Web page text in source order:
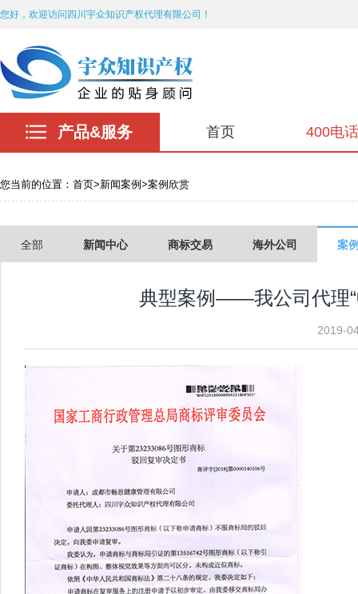
您好，欢迎访问四川宇众知识产权代理有限公司！
产品&服务 首页 400电话
您当前的位置： 首页>新闻案例 >案例欣赏
全部 新闻中心 商标交易 海外公司 案
典型案例——我公司代理“
2019-